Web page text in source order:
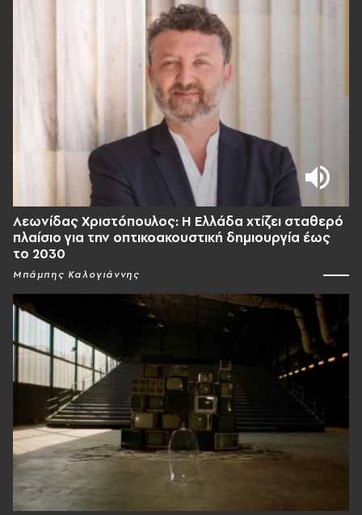
Λεωνίδας Χριστόπουλος: Η Ελλάδα χτίζει σταθερό
πλαίσιο για την οπτικοακουστική δημιουργία έως
το 2030
Μπάμπης Καλογιάννης